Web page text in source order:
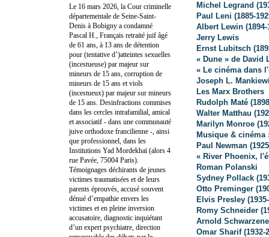
Michel Legrand
Paul Leni (1885-
Albert Lewin (1894-
Jerry Lewis
Ernst Lubitsch
« Dune » de David
« Le cinéma dans
Joseph L.
Les Marx Brothers
Rudolph Maté
Walter Matthau
Marilyn Monroe
Musique &
Paul Newman
« River Phoenix,
Roman Polanski
Sydney Pollack
Otto Preminger
Elvis Presley
Romy Schneider
Arnold
Omar Sharif (1932-
Le 16 mars 2026, la Cour criminelle
départementale de Seine-Saint-
Denis à Bobigny a condamné
Pascal H., Français retraité juif âgé
de 61 ans, à 13 ans de détention
pour (tentative d’)atteintes sexuelles
(incestueuse) par majeur sur
mineurs de 15 ans, corruption de
mineurs de 15 ans et viols
(incestueux) par majeur sur mineurs
de 15 ans. Desinfractions commises
dans les cercles intrafamilial, amical
et associatif - dans une communauté
juive orthodoxe francilienne -, ainsi
que professionnel, dans les
Institutions Yad Mordekhaï (alors 4
rue Pavée, 75004 Paris).
Témoignages déchirants de jeunes
victimes traumatisées et de leurs
parents éprouvés, accusé souvent
dénué d’empathie envers les
victimes et en pleine inversion
accusatoire, diagnostic inquiétant
d’un expert psychiatre, direction